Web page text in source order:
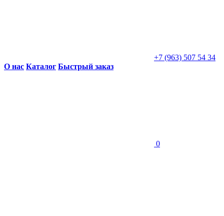
+7 (963) 507 54 34
О нас Каталог Быстрый заказ
0